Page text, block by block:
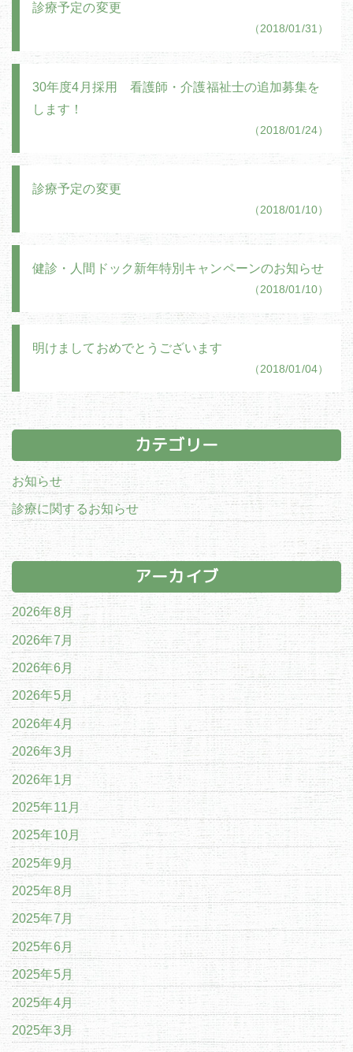
診療予定の変更
（2018/01/31）
30年度4月採用 看護師・介護福祉士の追加募集を
します！
（2018/01/24）
診療予定の変更
（2018/01/10）
健診・人間ドック新年特別キャンペーンのお知らせ
（2018/01/10）
明けましておめでとうございます
（2018/01/04）
カテゴリー
お知らせ
診療に関するお知らせ
アーカイブ
2026年8月
2026年7月
2026年6月
2026年5月
2026年4月
2026年3月
2026年1月
2025年11月
2025年10月
2025年9月
2025年8月
2025年7月
2025年6月
2025年5月
2025年4月
2025年3月